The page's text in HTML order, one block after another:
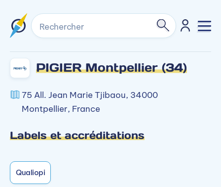
Rechercher
PIGIER Montpellier (34)
75 All. Jean Marie Tjibaou, 34000
Montpellier, France
Labels et accréditations
Qualiopi